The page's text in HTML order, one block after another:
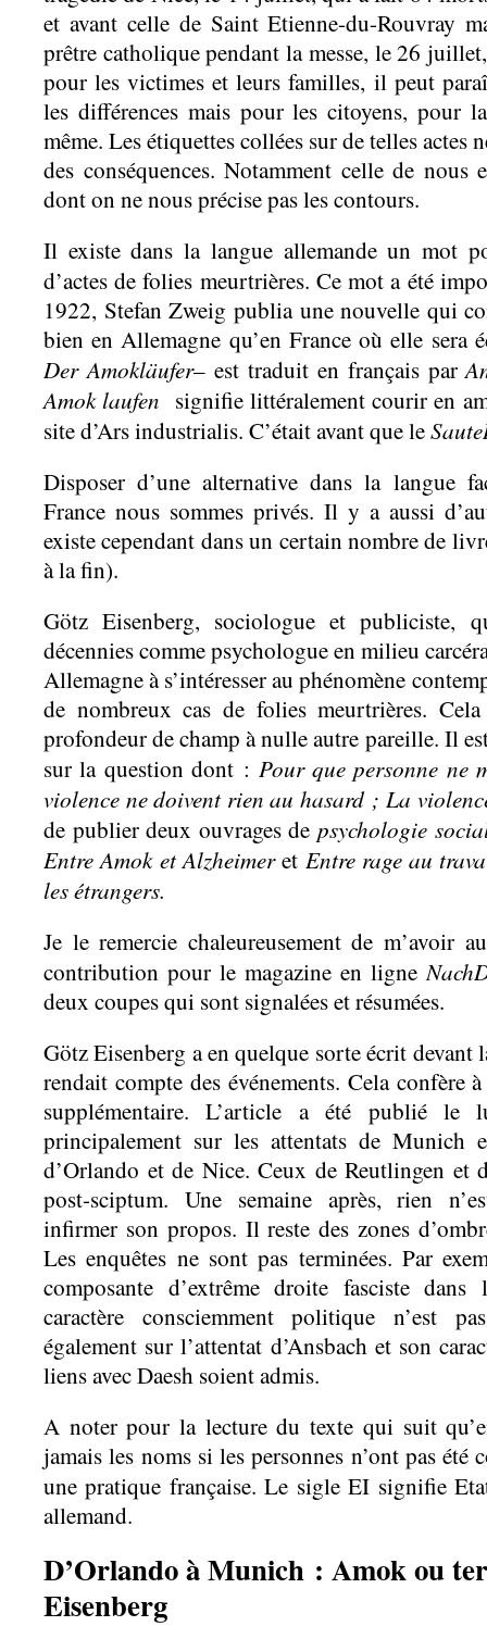
et avant celle de Saint Etienne-du-Rouvray
prêtre catholique pendant la messe, le 26
pour les victimes et leurs familles, il peut
les différences mais pour les citoyens, pour
même. Les étiquettes collées sur de telles actes
des conséquences. Notamment celle de nous
dont on ne nous précise pas les contours.
Il existe dans la langue allemande un mot
d’actes de folies meurtrières. Ce mot a été
1922, Stefan Zweig publia une nouvelle qui
bien en Allemagne qu’en France où elle
Der Amokläufer– est traduit en français par
Amok laufen signifie littéralement courir en
site d’Ars industrialis. C’était avant que le
Disposer d’une alternative dans la langue
France nous sommes privés. Il y a aussi
existe cependant dans un certain nombre de
à la fin).
Götz Eisenberg, sociologue et publiciste,
décennies comme psychologue en milieu
Allemagne à s’intéresser au phénomène
de nombreux cas de folies meurtrières.
profondeur de champ à nulle autre pareille. Il
sur la question dont : Pour que personne ne
violence ne doivent rien au hasard ; La
de publier deux ouvrages de psychologie
Entre Amok et Alzheimeret Entre rage au
les étrangers.
Je le remercie chaleureusement de m’avoir
contribution pour le magazine en ligne
deux coupes qui sont signalées et résumées.
Götz Eisenberg a en quelque sorte écrit devant
rendait compte des événements. Cela confère
supplémentaire. L’article a été publié
principalement sur les attentats de Munich
d’Orlando et de Nice. Ceux de Reutlingen et
post-sciptum. Une semaine après, rien
infirmer son propos. Il reste des zones
Les enquêtes ne sont pas terminées. Par
composante d’extrême droite fasciste
caractère consciemment politique n’est
également sur l’attentat d’Ansbach et son
liens avec Daesh soient admis.
A noter pour la lecture du texte qui suit
jamais les noms si les personnes n’ont pas été
une pratique française. Le sigle EI signifie
allemand.
D’Orlando à Munich : Amok ou
Eisenberg